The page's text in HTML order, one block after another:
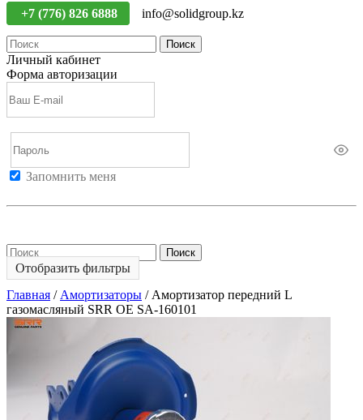
+7 (776) 826 6888 info@solidgroup.kz
Поиск
Личный кабинет
Форма авторизации
Запомнить меня
Поиск
Отобразить фильтры
Главная / Амортизаторы / Амортизатор передний L
газомасляный SRR OE SA-160101